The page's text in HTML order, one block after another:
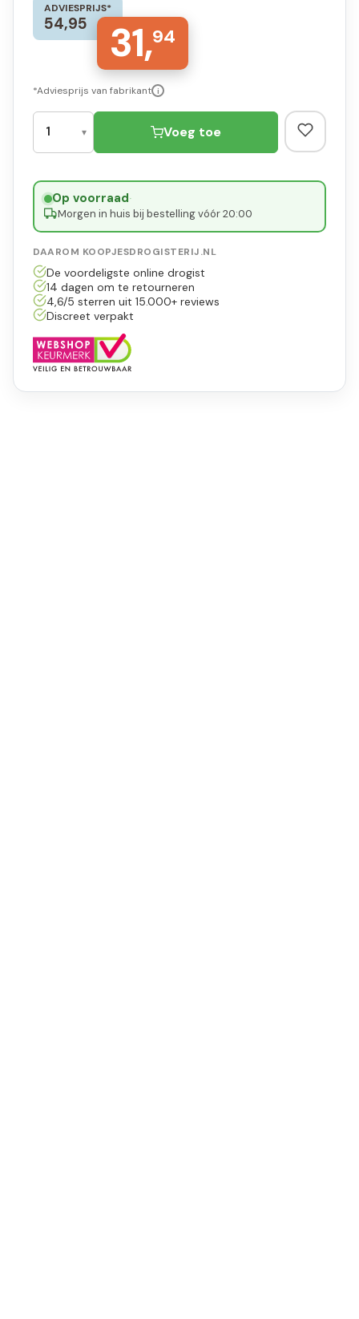
ADVIESPRIJS*
54,95 31,94
*Adviesprijs van fabrikant i
Voeg toe
Op voorraad·
Morgen in huis bij bestelling vóór 20:00
DAAROM KOOPJESDROGISTERIJ.NL
De voordeligste online drogist
14 dagen om te retourneren
4,6/5 sterren uit 15.000+ reviews
Discreet verpakt